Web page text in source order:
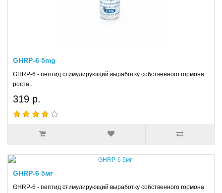
GHRP-6 5mg
GHRP-6 - пептид стимулирующий выработку собственного гормона
роста..
319 р.
GHRP-6 5мг
GHRP-6 - пептид стимулирующий выработку собственного гормона